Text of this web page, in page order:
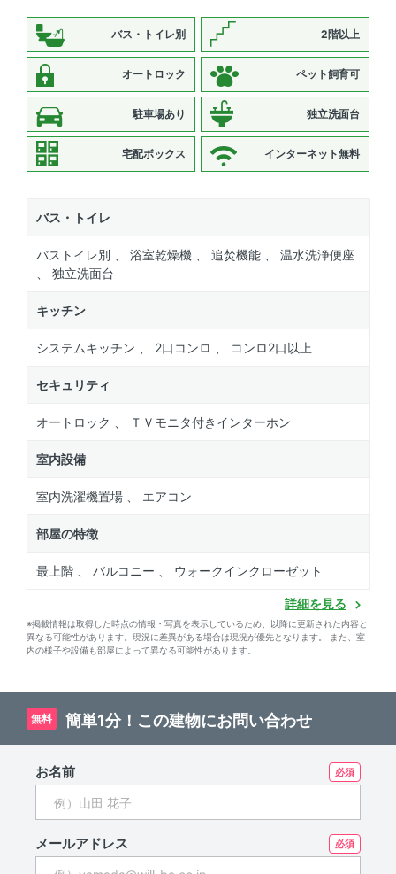
バス・トイレ別 2階以上
オートロック ペット飼育可
駐車場あり 独立洗面台
宅配ボックス インターネット無料
バス・トイレ
バストイレ別 、 浴室乾燥機 、 追焚機能 、 温水洗浄便座
、 独立洗面台
キッチン
システムキッチン 、 2口コンロ 、 コンロ2口以上
セキュリティ
オートロック 、 ＴＶモニタ付きインターホン
室内設備
室内洗濯機置場 、 エアコン
部屋の特徴
最上階 、 バルコニー 、 ウォークインクローゼット
詳細を見る
※掲載情報は取得した時点の情報・写真を表示しているため、以降に更新された内容と
異なる可能性があります。現況に差異がある場合は現況が優先となります。 また、室
内の様子や設備も部屋によって異なる可能性があります。
無料 簡単1分！この建物にお問い合わせ
お名前
メールアドレス